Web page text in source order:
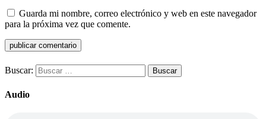
Guarda mi nombre, correo electrónico y web en este navegador
para la próxima vez que comente.
Buscar:
Audio